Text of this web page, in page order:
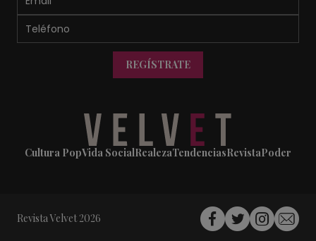
REGÍSTRATE
Cultura PopVida SocialRealezaTendenciasRevistaPoder
Revista Velvet 2026